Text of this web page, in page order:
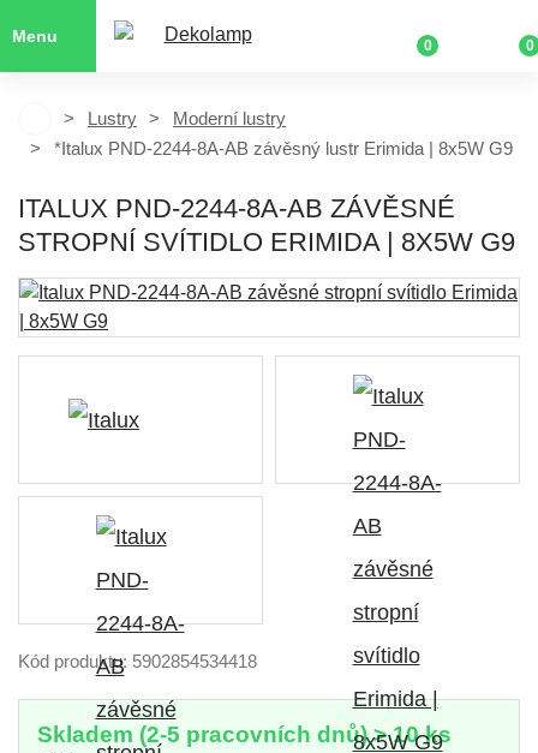
Menu
0 0
Lustry
Moderní lustry
*Italux PND-2244-8A-AB závěsný lustr Erimida | 8x5W G9
ITALUX PND-2244-8A-AB ZÁVĚSNÉ
STROPNÍ SVÍTIDLO ERIMIDA | 8X5W G9
Kód produktu: 5902854534418
Skladem (2-5 pracovních dnů) > 10 ks